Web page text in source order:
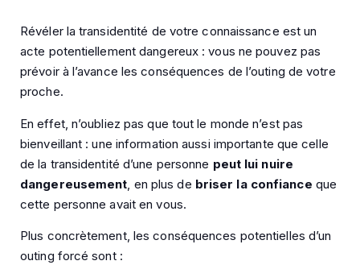
Révéler la transidentité de votre connaissance est un
acte potentiellement dangereux : vous ne pouvez pas
prévoir à l’avance les conséquences de l’outing de votre
proche.
En effet, n’oubliez pas que tout le monde n’est pas
bienveillant : une information aussi importante que celle
de la transidentité d’une personne peut lui nuire
dangereusement , en plus de briser la confiance que
cette personne avait en vous.
Plus concrètement, les conséquences potentielles d’un
outing forcé sont :